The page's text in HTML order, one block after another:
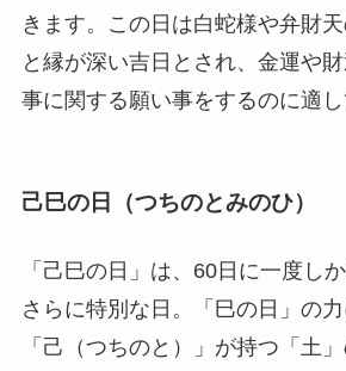
きます。この日は白蛇様や弁財
と縁が深い吉日とされ、金運や
事に関する願い事をするのに適し
己巳の日（つちのとみのひ）
「己巳の日」は、60日に一度し
さらに特別な日。「巳の日」の
「己（つちのと）」が持つ「土